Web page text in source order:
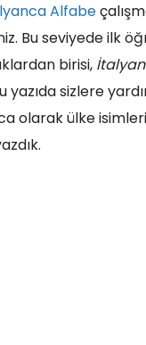
Alfabe
Bu seviyede ilk
birisi,
yazıda sizlere
olarak ülke